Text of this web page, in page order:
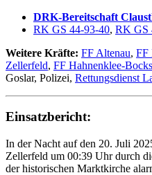
DRK-Bereitschaft
RK GS 44-93-40, RK GS
Weitere Kräfte: FF Altenau, FF
Zellerfeld, FF Hahnenklee-
Goslar, Polizei, Rettungsdienst
Einsatzbericht:
In der Nacht auf den 20. Juli
Zellerfeld um 00:39 Uhr durch
der historischen Marktkirche